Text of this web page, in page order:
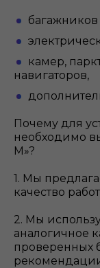
камер,
навигаторов,
Почему для
необходимо
М»?
1. Мы
качество
2. Мы
аналогичное
проверенных